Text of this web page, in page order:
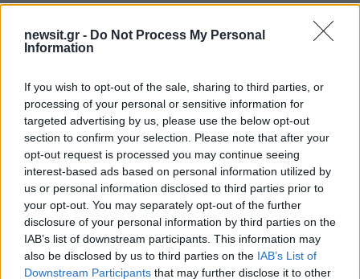
newsit.gr - Do Not Process My Personal
Information
If you wish to opt-out of the sale, sharing to third parties, or
processing of your personal or sensitive information for
targeted advertising by us, please use the below opt-out
section to confirm your selection. Please note that after your
opt-out request is processed you may continue seeing
interest-based ads based on personal information utilized by
us or personal information disclosed to third parties prior to
your opt-out. You may separately opt-out of the further
disclosure of your personal information by third parties on the
IAB’s list of downstream participants. This information may
also be disclosed by us to third parties on the IAB’s List of
Downstream Participants that may further disclose it to other
ΔΙΑΦΗΜΙΣΗ